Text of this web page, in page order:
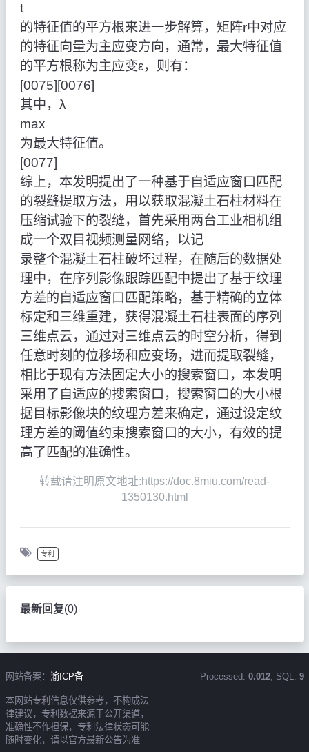
t
的特征值的平方根来进一步解算，矩阵r中对应
的特征向量为主应变方向，通常，最大特征值
的平方根称为主应变ε，则有：
[0075][0076]
其中，λ
max
为最大特征值。
[0077]
综上，本发明提出了一种基于自适应窗口匹配
的裂缝提取方法，用以获取混凝土石柱材料在
压缩试验下的裂缝，首先采用两台工业相机组
成一个双目视频测量网络，以记
录整个混凝土石柱破坏过程，在随后的数据处
理中，在序列影像跟踪匹配中提出了基于纹理
方差的自适应窗口匹配策略，基于精确的立体
标定和三维重建，获得混凝土石柱表面的序列
三维点云，通过对三维点云的时空分析，得到
任意时刻的位移场和应变场，进而提取裂缝，
相比于现有方法固定大小的搜索窗口，本发明
采用了自适应的搜索窗口，搜索窗口的大小根
据目标影像块的纹理方差来确定，通过设定纹
理方差的阈值约束搜索窗口的大小，有效的提
高了匹配的准确性。
转载请注明原文地址:https://doc.8miu.com/read-
1350130.html
专利
最新回复(0)
网站备案： 渝ICP备
本网站专利信息仅供参考，不构成法
律建议，专利数据来源于公开渠道，
准确性不作担保，专利法律状态可能
随时变化，请以官方最新公告为准
Processed: 0.012, SQL: 9